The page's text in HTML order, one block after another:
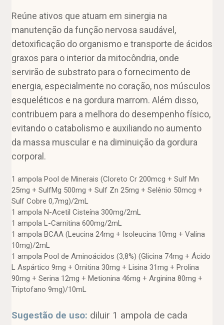
Reúne ativos que atuam em sinergia na
manutenção da função nervosa saudável,
detoxificação do organismo e transporte de ácidos
graxos para o interior da mitocôndria, onde
servirão de substrato para o fornecimento de
energia, especialmente no coração, nos músculos
esqueléticos e na gordura marrom. Além disso,
contribuem para a melhora do desempenho físico,
evitando o catabolismo e auxiliando no aumento
da massa muscular e na diminuição da gordura
corporal.
1 ampola Pool de Minerais (Cloreto Cr 200mcg + Sulf Mn
25mg + SulfMg 500mg + Sulf Zn 25mg + Selênio 50mcg +
Sulf Cobre 0,7mg)/2mL
1 ampola N-Acetil Cisteína 300mg/2mL
1 ampola L-Carnitina 600mg/2mL
1 ampola BCAA (Leucina 24mg + Isoleucina 10mg + Valina
10mg)/2mL
1 ampola Pool de Aminoácidos (3,8%) (Glicina 74mg + Ácido
L Aspártico 9mg + Ornitina 30mg + Lisina 31mg + Prolina
90mg + Serina 12mg + Metionina 46mg + Arginina 80mg +
Triptofano 9mg)/10mL
Sugestão de uso: diluir 1 ampola de cada